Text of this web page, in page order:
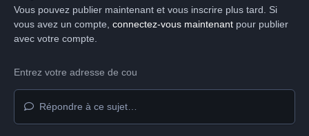
Vous pouvez publier maintenant et vous inscrire plus tard. Si
vous avez un compte, connectez-vous maintenantpour publier
avec votre compte.
Répondre à ce sujet…